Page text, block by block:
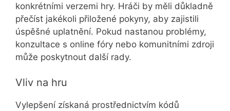
konkrétními verzemi hry. Hráči by měli důkladně
přečíst jakékoli přiložené pokyny, aby zajistili
úspěšné uplatnění. Pokud nastanou problémy,
konzultace s online fóry nebo komunitními zdroji
může poskytnout další rady.
Vliv na hru
Vylepšení získaná prostřednictvím kódů